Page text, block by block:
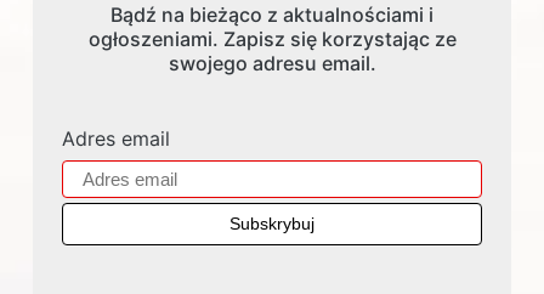
Bądź na bieżąco z aktualnościami i
ogłoszeniami. Zapisz się korzystając ze
swojego adresu email.
Adres email